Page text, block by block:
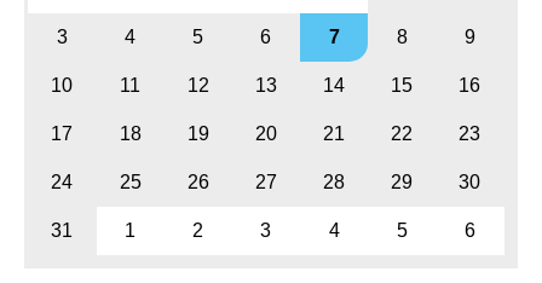
3 4 5 6 7 8 9
10 11 12 13 14 15 16
17 18 19 20 21 22 23
24 25 26 27 28 29 30
31 1 2 3 4 5 6